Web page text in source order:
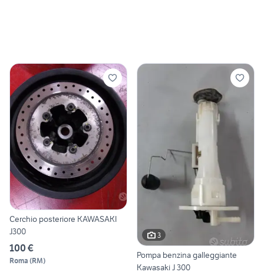
Cerchio posteriore KAWASAKI
J300
100 €
Roma (RM)
3
Pompa benzina galleggiante
Kawasaki J 300